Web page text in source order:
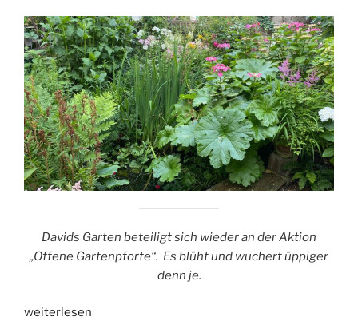
Davids Garten beteiligt sich wieder an der Aktion
„Offene Gartenpforte“. Es blüht und wuchert üppiger
denn je.
„Offene
weiterlesen